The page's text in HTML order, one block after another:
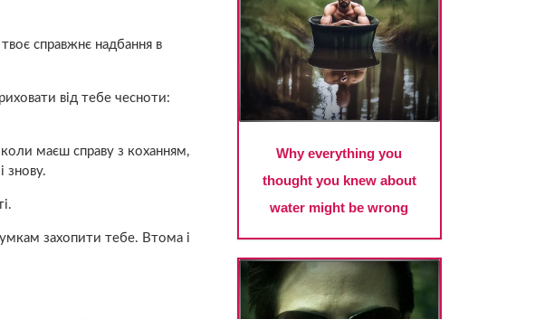
справжнє надбання в
від тебе чесноти:
маєш справу з коханням,
знову.
захопити тебе. Втома і